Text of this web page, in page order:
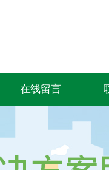
在线留言